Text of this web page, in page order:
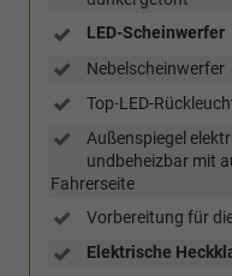
LED-Scheinwerfer
Nebelscheinwerfer
Top-LED-
Außenspiegel
undbeheizbar mit
Fahrerseite
Vorbereitung für
Elektrische